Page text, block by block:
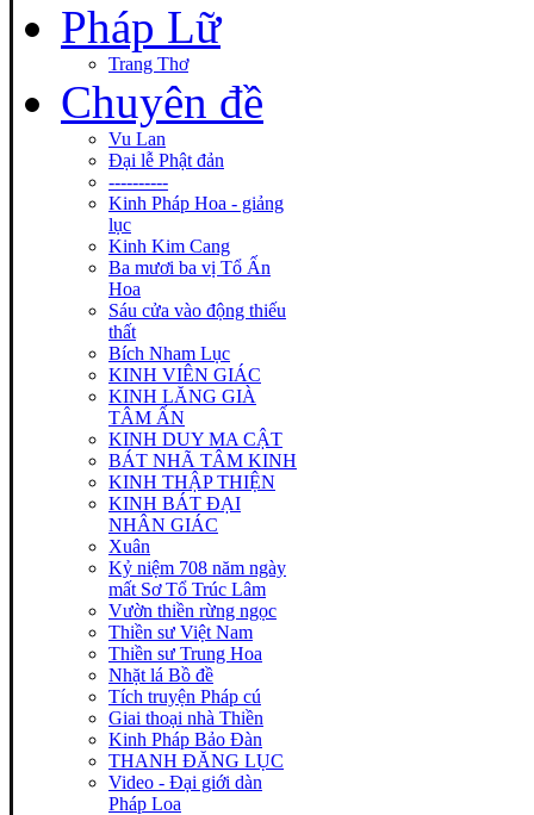
Pháp Lữ
Trang Thơ
Chuyên đề
Vu Lan
Đại lễ Phật đản
----------
Kinh Pháp Hoa - giảng
lục
Kinh Kim Cang
Ba mươi ba vị Tổ Ấn
Hoa
Sáu cửa vào động thiếu
thất
Bích Nham Lục
KINH VIÊN GIÁC
KINH LĂNG GIÀ
TÂM ẤN
KINH DUY MA CẬT
BÁT NHÃ TÂM KINH
KINH THẬP THIỆN
KINH BÁT ĐẠI
NHÂN GIÁC
Xuân
Kỷ niệm 708 năm ngày
mất Sơ Tổ Trúc Lâm
Vườn thiền rừng ngọc
Thiền sư Việt Nam
Thiền sư Trung Hoa
Nhặt lá Bồ đề
Tích truyện Pháp cú
Giai thoại nhà Thiền
Kinh Pháp Bảo Đàn
THANH ĐĂNG LỤC
Video - Đại giới dàn
Pháp Loa